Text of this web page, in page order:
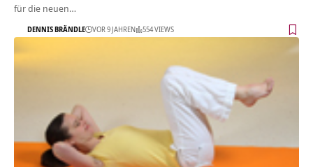
für die neuen…
DENNIS BRÄNDLE VOR 9 JAHREN 554 VIEWS